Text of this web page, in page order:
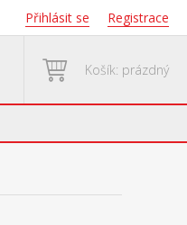
Přihlásit se Registrace
Košík: prázdný